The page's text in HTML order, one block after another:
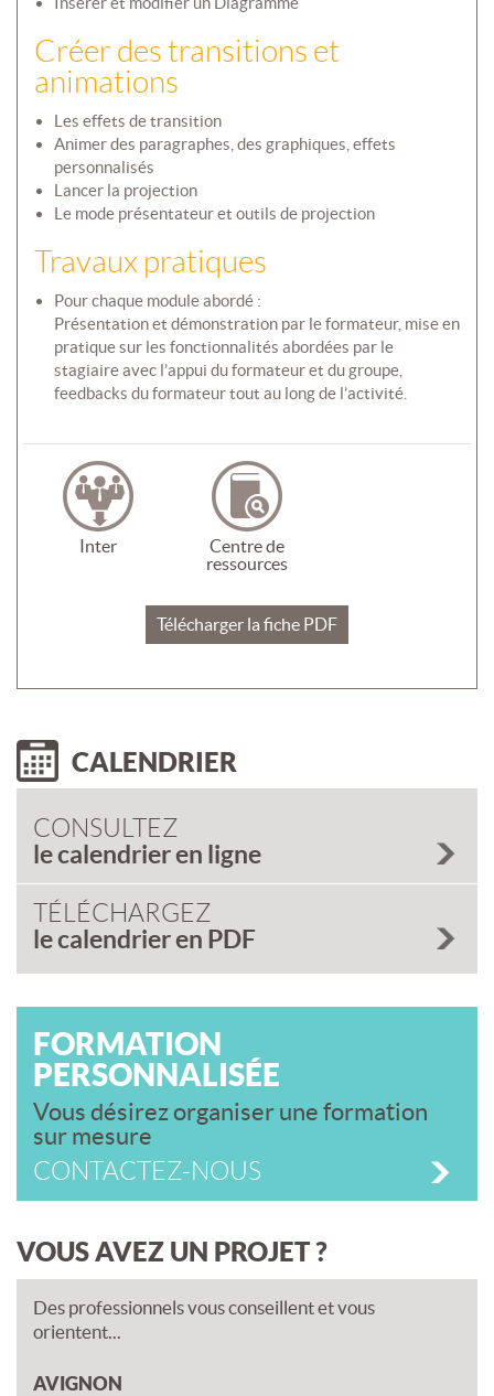
Créer des transitions et
animations
Les effets de transition
Animer des paragraphes, des graphiques, effets
personnalisés
Lancer la projection
Le mode présentateur et outils de projection
Travaux pratiques
Pour chaque module abordé :
Présentation et démonstration par le formateur, mise en
pratique sur les fonctionnalités abordées par le
stagiaire avec l’appui du formateur et du groupe,
feedbacks du formateur tout au long de l’activité.
Inter
Centre de
ressources
Télécharger la fiche PDF
CALENDRIER
CONSULTEZ
le calendrier en ligne
TÉLÉCHARGEZ
le calendrier en PDF
FORMATION
PERSONNALISÉE
Vous désirez organiser une formation
sur mesure
CONTACTEZ-NOUS
VOUS AVEZ UN PROJET ?
Des professionnels vous conseillent et vous
orientent...
AVIGNON